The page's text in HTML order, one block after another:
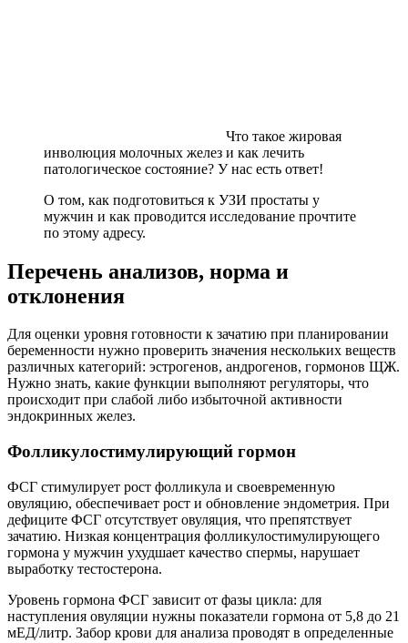
Что такое жировая
инволюция молочных желез и как лечить
патологическое состояние? У нас есть ответ!
О том, как подготовиться к УЗИ простаты у
мужчин и как проводится исследование прочтите
по этому адресу.
Перечень анализов, норма и
отклонения
Для оценки уровня готовности к зачатию при планировании
беременности нужно проверить значения нескольких веществ
различных категорий: эстрогенов, андрогенов, гормонов ЩЖ.
Нужно знать, какие функции выполняют регуляторы, что
происходит при слабой либо избыточной активности
эндокринных желез.
Фолликулостимулирующий гормон
ФСГ стимулирует рост фолликула и своевременную
овуляцию, обеспечивает рост и обновление эндометрия. При
дефиците ФСГ отсутствует овуляция, что препятствует
зачатию. Низкая концентрация фолликулостимулирующего
гормона у мужчин ухудшает качество спермы, нарушает
выработку тестостерона.
Уровень гормона ФСГ зависит от фазы цикла: для
наступления овуляции нужны показатели гормона от 5,8 до 21
мЕД/литр. Забор крови для анализа проводят в определенные